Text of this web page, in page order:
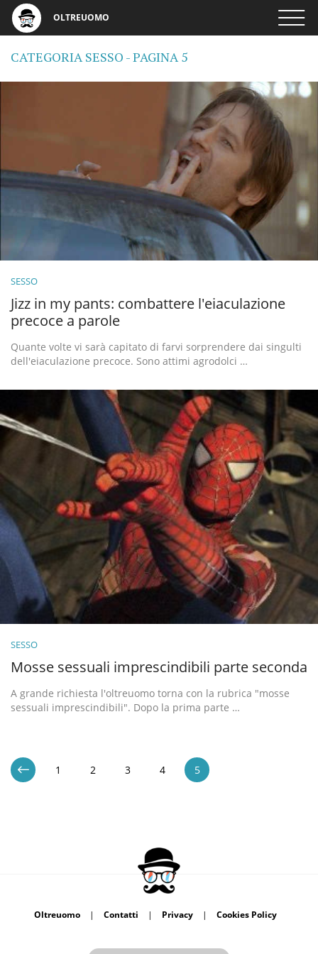
OLTREUOMO
CATEGORIA SESSO - PAGINA 5
SESSO
Jizz in my pants: combattere l'eiaculazione
precoce a parole
Quante volte vi sarà capitato di farvi sorprendere dai singulti
dell'eiaculazione precoce. Sono attimi agrodolci …
SESSO
Mosse sessuali imprescindibili parte seconda
A grande richiesta l'oltreuomo torna con la rubrica "mosse
sessuali imprescindibili". Dopo la prima parte …
1 2 3 4 5
Oltreuomo | Contatti | Privacy | Cookies Policy